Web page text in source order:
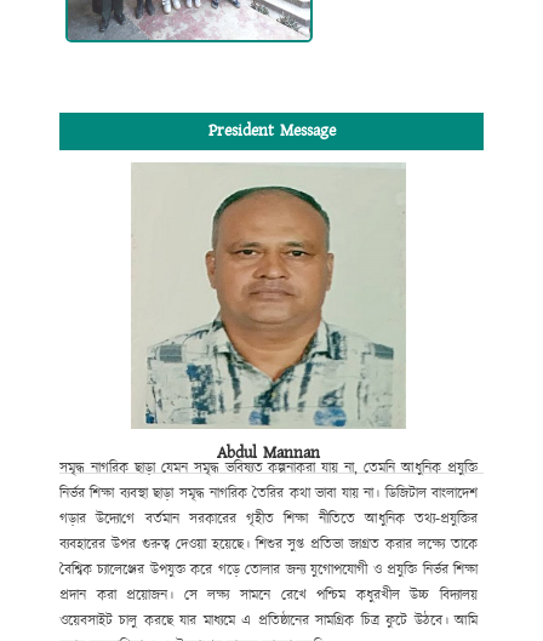
President Message
Abdul Mannan
সমৃদ্ধ নাগরিক ছাড়া যেমন সমৃদ্ধ ভবিষ্যত কল্পনাকরা যায় না, তেমনি আধুনিক প্রযুক্তি
নির্ভর শিক্ষা ব্যবস্থা ছাড়া সমৃদ্ধ নাগরিক তৈরির কথা ভাবা যায় না। ডিজিটাল বাংলাদেশ
গড়ার উদ্যোগেবর্তমান সরকারের গৃহীত শিক্ষা নীতিতে আধুনিক তথ্য-প্রযুক্তির
ব্যবহারের উপর গুরুত্বদেওয়া হয়েছে। শিশুর সুপ্ত প্রতিভা জাগ্রত করার লক্ষ্যে তাকে
বৈশ্বিক চ্যালেঞ্জের উপযুক্ত করে গড়ে তোলার জন্য যুগোপযোগী ও প্রযুক্তি নির্ভর শিক্ষা
প্রদান করা প্রয়োজন। সে লক্ষ্য সামনে রেখে পশ্চিম কধুরখীল উচ্চ বিদ্যালয়
ওয়েবসাইট চালু করছে যার মাধ্যমে এ প্রতিষ্ঠানের সামগ্রিক চিত্র ফুটে উঠবে। আমি